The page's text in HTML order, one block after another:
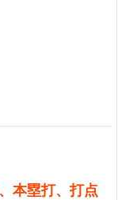
本塁打、打点